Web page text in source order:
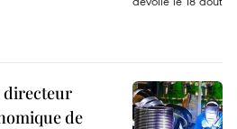
directeur
de